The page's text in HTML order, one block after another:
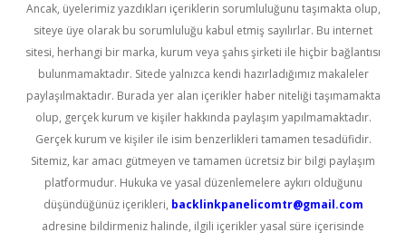
Ancak, üyelerimiz yazdıkları içeriklerin sorumluluğunu taşımakta olup,
siteye üye olarak bu sorumluluğu kabul etmiş sayılırlar. Bu internet
sitesi, herhangi bir marka, kurum veya şahıs şirketi ile hiçbir bağlantısı
bulunmamaktadır. Sitede yalnızca kendi hazırladığımız makaleler
paylaşılmaktadır. Burada yer alan içerikler haber niteliği taşımamakta
olup, gerçek kurum ve kişiler hakkında paylaşım yapılmamaktadır.
Gerçek kurum ve kişiler ile isim benzerlikleri tamamen tesadüfidir.
Sitemiz, kar amacı gütmeyen ve tamamen ücretsiz bir bilgi paylaşım
platformudur. Hukuka ve yasal düzenlemelere aykırı olduğunu
düşündüğünüz içerikleri, backlinkpanelicomtr@gmail.com
adresine bildirmeniz halinde, ilgili içerikler yasal süre içerisinde